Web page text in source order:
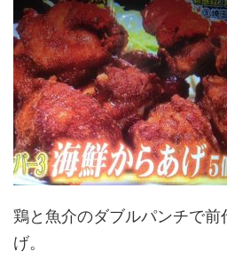
鶏と魚介のダブルパンチで前
げ。